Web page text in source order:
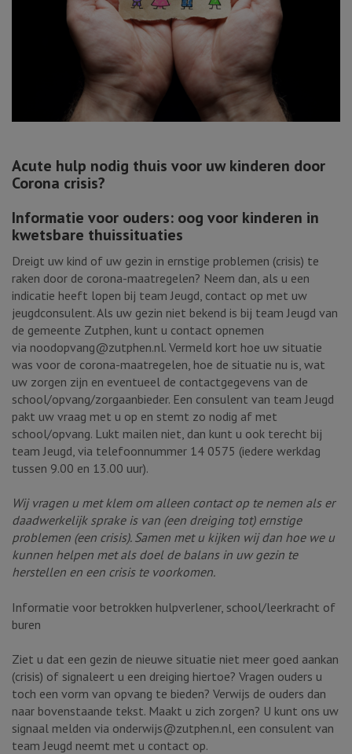
Acute hulp nodig thuis voor uw kinderen door
Corona crisis?
Informatie voor ouders: oog voor kinderen in
kwetsbare thuissituaties
Dreigt uw kind of uw gezin in ernstige problemen (crisis) te
raken door de corona-maatregelen? Neem dan, als u een
indicatie heeft lopen bij team Jeugd, contact op met uw
jeugdconsulent. Als uw gezin niet bekend is bij team Jeugd van
de gemeente Zutphen, kunt u contact opnemen
via noodopvang@zutphen.nl. Vermeld kort hoe uw situatie
was voor de corona-maatregelen, hoe de situatie nu is, wat
uw zorgen zijn en eventueel de contactgegevens van de
school/opvang/zorgaanbieder. Een consulent van team Jeugd
pakt uw vraag met u op en stemt zo nodig af met
school/opvang. Lukt mailen niet, dan kunt u ook terecht bij
team Jeugd, via telefoonnummer 14 0575 (iedere werkdag
tussen 9.00 en 13.00 uur).
Wij vragen u met klem om alleen contact op te nemen als er
daadwerkelijk sprake is van (een dreiging tot) ernstige
problemen (een crisis). Samen met u kijken wij dan hoe we u
kunnen helpen met als doel de balans in uw gezin te
herstellen en een crisis te voorkomen.
Informatie voor betrokken hulpverlener, school/leerkracht of
buren
Ziet u dat een gezin de nieuwe situatie niet meer goed aankan
(crisis) of signaleert u een dreiging hiertoe? Vragen ouders u
toch een vorm van opvang te bieden? Verwijs de ouders dan
naar bovenstaande tekst. Maakt u zich zorgen? U kunt ons uw
signaal melden via onderwijs@zutphen.nl, een consulent van
team Jeugd neemt met u contact op.